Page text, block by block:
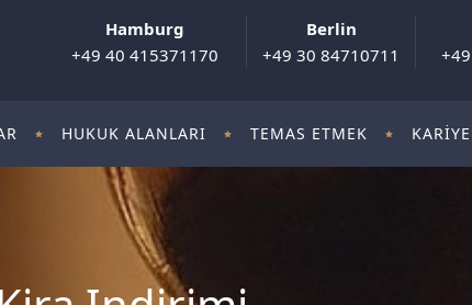
Hamburg
+49 40 415371170
Berlin
+49 30 84710711
HUKUK ALANLARI TEMAS ETMEK